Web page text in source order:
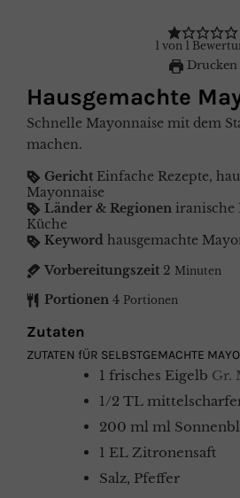
1 von 1
Drucken
Hausgemachte
Schnelle Mayonnaise mit dem Stabmixer selber
machen.
Gericht Einfache Rezepte,
Mayonnaise
Länder & Regionen iranische
Küche
Keyword hausgemachte
Vorbereitungszeit 2 Minuten
Portionen 4 Portionen
Zutaten
ZUTATEN fÜR SELBSTGEMACHTE
1 frisches Eigelb Gr.
1/2 TL
200 ml ml
1 EL Zitronensaft
Salz, Pfeffer